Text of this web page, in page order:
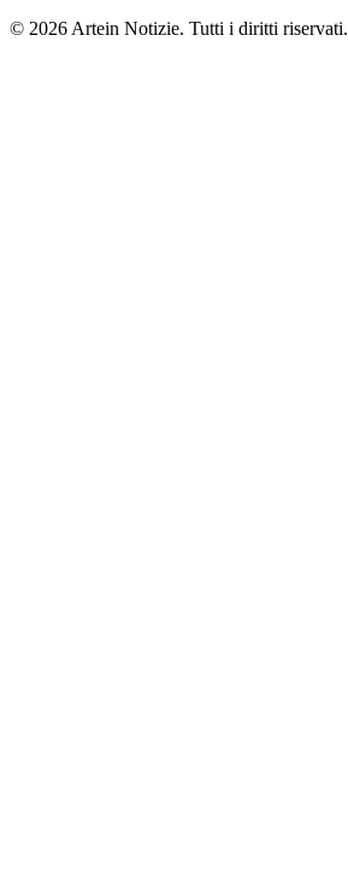
© 2026 Artein Notizie. Tutti i diritti riservati.